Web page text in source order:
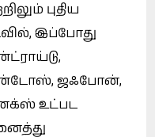
புதிய
இப்போது
ஜஃபோன்,
உட்பட